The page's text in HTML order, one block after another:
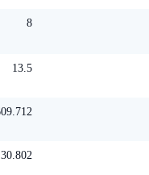
8
13.5
30.802